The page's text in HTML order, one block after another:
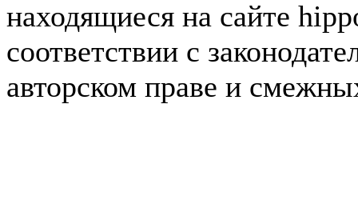
находящиеся на сайте
соответствии с
авторском праве и